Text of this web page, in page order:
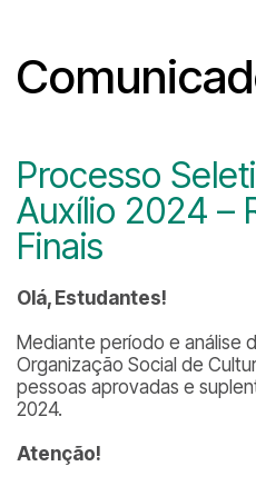
Processo
Auxílio 2024 –
Finais
Olá, Estudantes!
Mediante período e análise
Organização Social de
pessoas aprovadas e
2024.
Atenção!